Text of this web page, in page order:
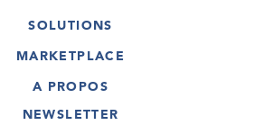
SOLUTIONS
GALERIE
ARTISTE
TOUR VIRTUEL
MARKETPLACE
OEUVRES D'ART
TOURS VIRTUELS
A PROPOS
MASTERART
NEWSLETTER